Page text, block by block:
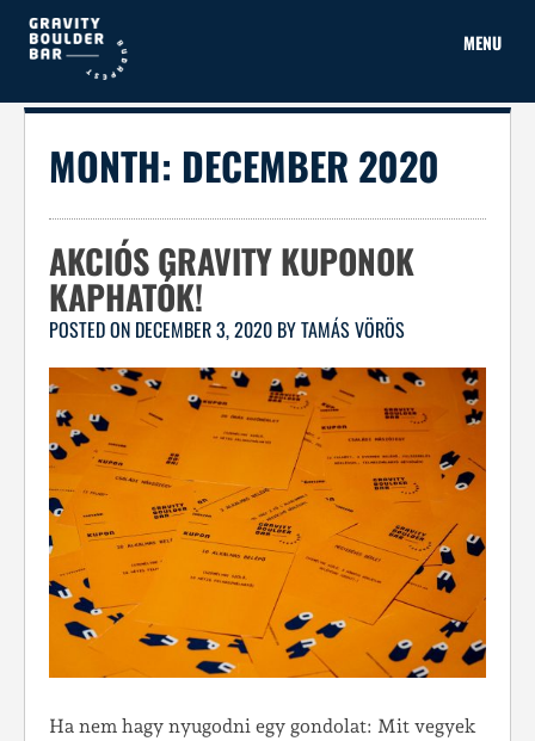
Skip
MENU
MONTH: DECEMBER 2020
AKCIÓS GRAVITY KUPONOK
KAPHATÓK!
POSTED ON DECEMBER 3, 2020 BYTAMÁS VÖRÖS
Ha nem hagy nyugodni egy gondolat: Mit vegyek